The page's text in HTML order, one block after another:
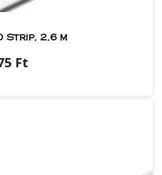
Strip, 2,6 m
Ft